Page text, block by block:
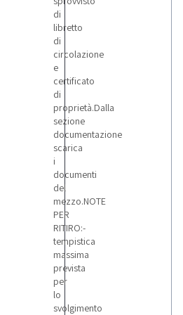
di
libretto
di
circolazione
e
certificato
di
proprietà.Dalla
sezione
documentazione
scarica
i
documenti
del
mezzo.NOTE
PER
RITIRO:-
tempistica
massima
prevista
per
lo
svolgimento